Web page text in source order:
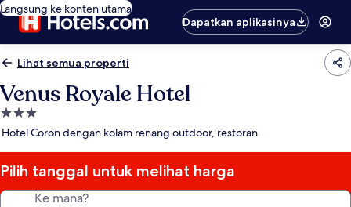
Langsung ke konten utama
Dapatkan aplikasinya
Lihat semua properti
Venus Royale Hotel
Properti
bintang
Hotel Coron dengan kolam renang outdoor, restoran
Pilih tanggal untuk melihat harga
Ke mana?